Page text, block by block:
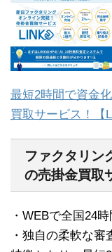
最短2時間で資金
買取サービス！【
ファクタリン
の売掛金買取
・WEBで全国24
・独自の柔軟な